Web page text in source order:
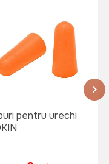
pentru urechi